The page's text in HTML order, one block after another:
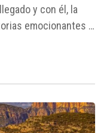
y con él, la
emocionantes y
a Netflix con